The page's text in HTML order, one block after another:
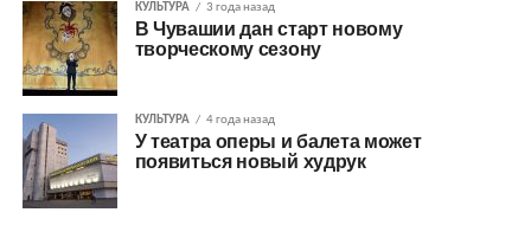
КУЛЬТУРА 3 года назад
В Чувашии дан старт новому
творческому сезону
КУЛЬТУРА 4 года назад
У театра оперы и балета может
появиться новый худрук